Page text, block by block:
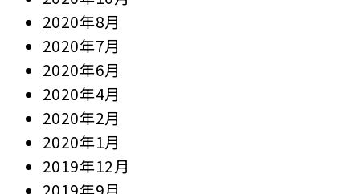
2020年8月
2020年7月
2020年6月
2020年4月
2020年2月
2020年1月
2019年12月